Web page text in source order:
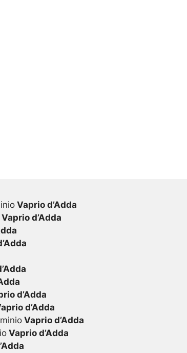
Vaprio d’Adda
Vaprio d’Adda
d’Adda
d’Adda
Vaprio d’Adda
Vaprio d’Adda